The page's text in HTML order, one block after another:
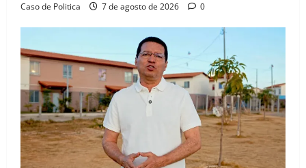
Caso de Politica 7 de agosto de 2026 0